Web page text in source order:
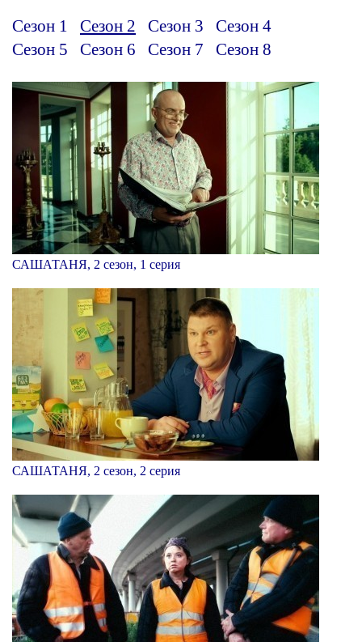
Сезон 1 Сезон 2 Сезон 3
Сезон 4
Сезон 5
Сезон 6 Сезон 7 Сезон 8
САШАТАНЯ, 2 сезон, 1 серия
САШАТАНЯ, 2 сезон, 2 серия